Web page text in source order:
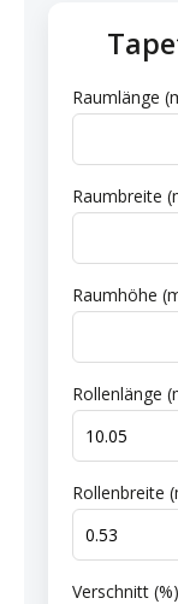
Raumlänge
Raumbreite
Raumhöhe
Rollenlänge
Rollenbreite
Verschnitt (%)